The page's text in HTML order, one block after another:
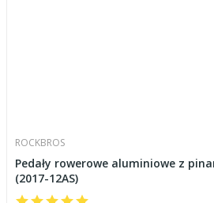
ROCKBROS
Pedały rowerowe aluminiowe z
(2017-12AS)